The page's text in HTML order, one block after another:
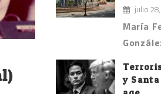
julio
María
y